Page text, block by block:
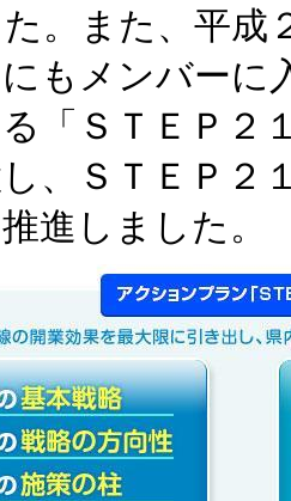
。また、平成
もメンバーに
「ＳＴＥＰ２
、ＳＴＥＰ２
進しました。